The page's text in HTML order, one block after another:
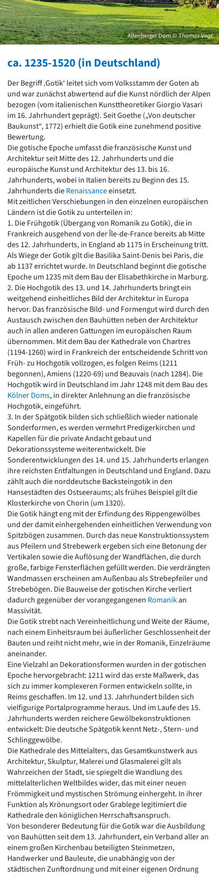
David Chipperfield
Harald Deilmann
Gottfried Böhm
Schneider von Esleben
Peter Behrens
Auszeichnung vorbildlicher Bauten NRW 2020
Big Beautiful Buildings (Großbauten der Nachkriegszeit)
Epochen
Gesamtübersicht...
Gegenwart
Postmoderne
1950er-70er Jahre
Moderne
Reformarchitektur
Jugendstil
Historismus
Klassizismus
Barock
Renaissance
Gotik
Romanik
Vorromanik
Römische Antike
Über uns
Über baukunst-nrw
Fachbeirat
Freunde & Förderer
Kontakt
Impressum
Datenschutz
Suchbegriff eingeben
Altenberger Dom© Thomas Vogt
ca. 1235-1520 (in Deutschland)
Der Begriff ‚Gotik‘ leitet sich vom Volksstamm der Goten ab
und war zunächst abwertend auf die Kunst nördlich der Alpen
bezogen (vom italienischen Kunsttheoretiker Giorgio Vasari
im 16. Jahrhundert geprägt). Seit Goethe („Von deutscher
Baukunst“, 1772) erhielt die Gotik eine zunehmend positive
Bewertung.
Die gotische Epoche umfasst die französische Kunst und
Architektur seit Mitte des 12. Jahrhunderts und die
europäische Kunst und Architektur des 13. bis 16.
Jahrhunderts, wobei in Italien bereits zu Beginn des 15.
Jahrhunderts dieRenaissanceeinsetzt.
Mit zeitlichen Verschiebungen in den einzelnen europäischen
Ländern ist die Gotik zu unterteilen in:
1. Die Frühgotik (Übergang von Romanik zu Gotik), die in
Frankreich ausgehend von der Île-de-France bereits ab Mitte
des 12. Jahrhunderts, in England ab 1175 in Erscheinung tritt.
Als Wiege der Gotik gilt die Basilika Saint-Denis bei Paris, die
ab 1137 errichtet wurde. In Deutschland beginnt die gotische
Epoche um 1235 mit dem Bau der Elisabethkirche in Marburg.
2. Die Hochgotik des 13. und 14. Jahrhunderts bringt ein
weitgehend einheitliches Bild der Architektur in Europa
hervor. Das französische Bild- und Formengut wird durch den
Austausch zwischen den Bauhütten neben der Architektur
auch in allen anderen Gattungen im europäischen Raum
übernommen. Mit dem Bau der Kathedrale von Chartres
(1194-1260) wird in Frankreich der entscheidende Schritt von
Früh- zu Hochgotik vollzogen, es folgen Reims (1211
begonnen), Amiens (1220-69) und Beauvais (nach 1284). Die
Hochgotik wird in Deutschland im Jahr 1248 mit dem Bau des
Kölner Doms, in direkter Anlehnung an die französische
Hochgotik, eingeführt.
3. In der Spätgotik bilden sich schließlich wieder nationale
Sonderformen, es werden vermehrt Predigerkirchen und
Kapellen für die private Andacht gebaut und
Dekorationssysteme weiterentwickelt. Die
Sonderentwicklungen des 14. und 15. Jahrhunderts erlangen
ihre reichsten Entfaltungen in Deutschland und England. Dazu
zählt auch die norddeutsche Backsteingotik in den
Hansestädten des Ostseeraums; als frühes Beispiel gilt die
Klosterkirche von Chorin (um 1320).
Die Gotik hängt eng mit der Erfindung des Rippengewölbes
und der damit einhergehenden einheitlichen Verwendung von
Spitzbögen zusammen. Durch das neue Konstruktionssystem
aus Pfeilern und Strebewerk ergeben sich eine Betonung der
Vertikalen sowie die Auflösung der Wandflächen, die durch
große, farbige Fensterflächen gefüllt werden. Die verdrängten
Wandmassen erscheinen am Außenbau als Strebepfeiler und
Strebebögen. Die Bauweise der gotischen Kirche verliert
dadurch gegenüber der vorangegangenen Romanikan
Massivität.
Die Gotik strebt nach Vereinheitlichung und Weite der Räume,
nach einem Einheitsraum bei äußerlicher Geschlossenheit der
Bauten und reiht nicht mehr, wie in der Romanik, Einzelräume
aneinander.
Eine Vielzahl an Dekorationsformen wurden in der gotischen
Epoche hervorgebracht: 1211 wird das erste Maßwerk, das
sich zu immer komplexeren Formen entwickeln sollte, in
Reims geschaffen. Im 12. und 13. Jahrhundert bilden sich
vielfigurige Portalprogramme heraus. Und im Laufe des 15.
Jahrhunderts werden reichere Gewölbekonstruktionen
entwickelt: Die deutsche Spätgotik kennt Netz-, Stern- und
Schlinggewölbe.
Die Kathedrale des Mittelalters, das Gesamtkunstwerk aus
Architektur, Skulptur, Malerei und Glasmalerei gilt als
Wahrzeichen der Stadt, sie spiegelt die Wandlung des
mittelalterlichen Weltbildes wider, das mit einer neuen
Frömmigkeit und mystischen Strömung einhergeht. In ihrer
Funktion als Krönungsort oder Grablege legitimiert die
Kathedrale den königlichen Herrschaftsanspruch.
Von besonderer Bedeutung für die Gotik war die Ausbildung
von Bauhütten seit dem 13. Jahrhundert, ein Verband aller an
einem großen Kirchenbau beteiligten Steinmetzen,
Handwerker und Bauleute, die unabhängig von der
städtischen Zunftordnung und mit einer eigenen Ordnung